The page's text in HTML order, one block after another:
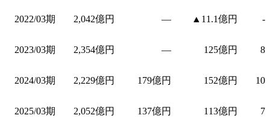
2022/03期 2,042億円 — ▲11.1億円 -
2023/03期 2,354億円 — 125億円
2024/03期 2,229億円 179億円 152億円
2025/03期 2,052億円 137億円 113億円